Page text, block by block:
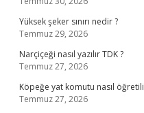
Yüksek şeker sınırı nedir ?
Temmuz 29, 2026
Narçiçeği nasıl yazılır TDK ?
Temmuz 27, 2026
Köpeğe yat komutu nasıl
Temmuz 27, 2026